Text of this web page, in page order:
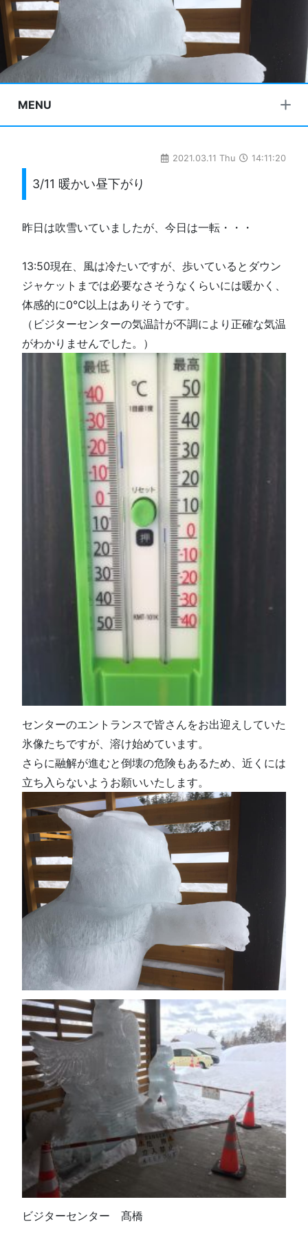
MENU
2021.03.11 Thu 14:11:20
3/11 暖かい昼下がり
昨日は吹雪いていましたが、今日は一転・・・
13:50現在、風は冷たいですが、歩いているとダウン
ジャケットまでは必要なさそうなくらいには暖かく、
体感的に0℃以上はありそうです。
（ビジターセンターの気温計が不調により正確な気温
がわかりませんでした。）
センターのエントランスで皆さんをお出迎えしていた
氷像たちですが、溶け始めています。
さらに融解が進むと倒壊の危険もあるため、近くには
立ち入らないようお願いいたします。
ビジターセンター 髙橋